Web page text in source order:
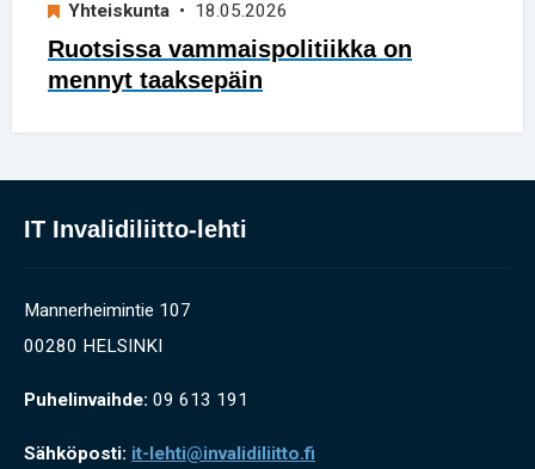
Yhteiskunta • 18.05.2026
Ruotsissa vammaispolitiikka on
mennyt taaksepäin
IT Invalidiliitto-lehti
Mannerheimintie 107
00280 HELSINKI
Puhelinvaihde: 09 613 191
Sähköposti: it-lehti@invalidiliitto.fi